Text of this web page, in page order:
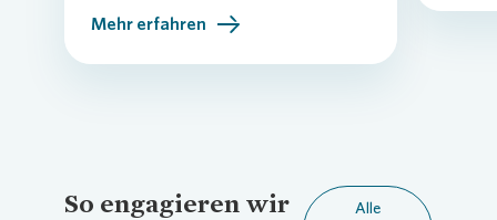
Mehr erfahren
So engagieren wir
Alle